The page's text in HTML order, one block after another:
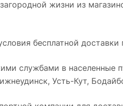
жизни из
бесплатной доставки
службами в населенные
Усть-Кут,